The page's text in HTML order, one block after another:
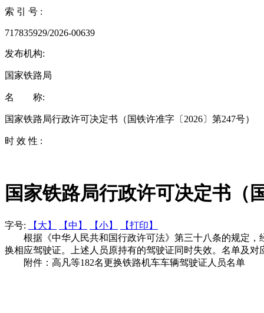
索 引 号 :
717835929/2026-00639
发布机构:
国家铁路局
名 称:
国家铁路局行政许可决定书（国铁许准字〔2026〕第247号）
时 效 性 :
国家铁路局行政许可决定书（
字号: 【大】 【中】 【小】
【打印】
根据《中华人民共和国行政许可法》第三十八条的规定，
换相应驾驶证。上述人员原持有的驾驶证同时失效。名单及
附件：高凡等182名更换铁路机车车辆驾驶证人员名单